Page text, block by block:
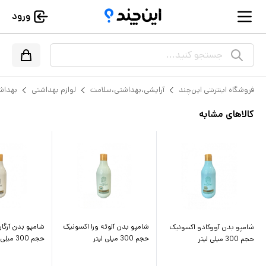
ورود
جستجو کنید...
فروشگاه اینترنتی این‌چند آرایشی،بهداشتی،سلامت لوازم بهداشتی
کالاهای مشابه
شامپو بدن آووکادو اکسونیک
حجم 300 میلی لیتر
شامپو بدن آلوئه ورا اکسونیک
حجم 300 میلی لیتر
شامپو بدن
حجم 300 میلی لیتر